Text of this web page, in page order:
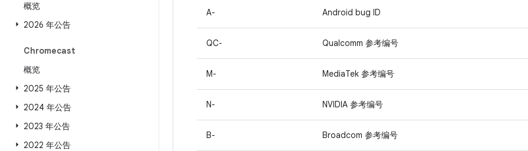
概览
2026 年公告
Chromecast
概览
2025 年公告
2024 年公告
2023 年公告
2022 年公告
A- Android bug ID
QC- Qualcomm 参考编号
M- MediaTek 参考编号
N- NVIDIA 参考编号
B- Broadcom 参考编号